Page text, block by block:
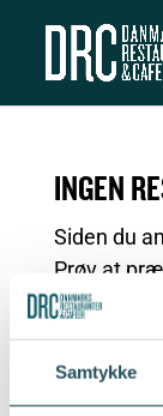
Samtykke
INGEN
Siden du
Prøv at
indlægget.
NYHEDER
Planteløftet